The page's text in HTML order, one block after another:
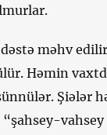
məhv
Həmin
Şiələr